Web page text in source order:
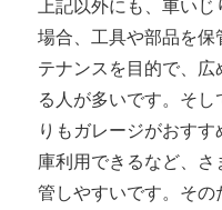
上記以外にも、車い
場合、工具や部品を
テナンスを目的で、広
る人が多いです。そ
りもガレージがおす
庫利用できるなど、
管しやすいです。そ